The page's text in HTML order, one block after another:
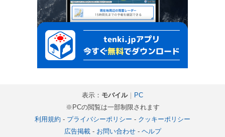
表示： モバイル｜ PC
※PCの閲覧は一部制限されます
利用規約 - プライバシーポリシー - クッキーポリシー
広告掲載- お問い合わせ- ヘルプ